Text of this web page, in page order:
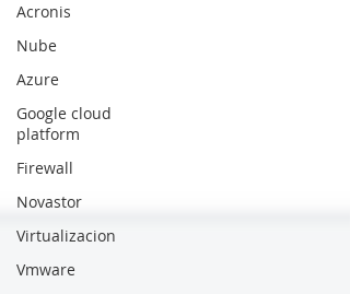
Acronis
Nube
Azure
Google cloud
platform
Firewall
Novastor
Virtualizacion
Vmware